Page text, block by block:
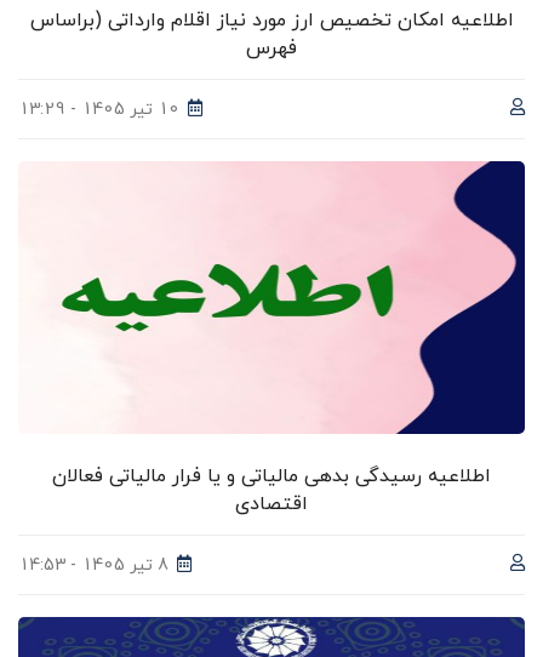
اطلاعیه امکان تخصیص ارز مورد نیاز اقلام وارداتی (براساس
فهرس
10 تیر 1405 - 13:29
اطلاعیه رسیدگی بدهی مالیاتی و یا فرار مالیاتی فعالان
اقتصادی
8 تیر 1405 - 14:53